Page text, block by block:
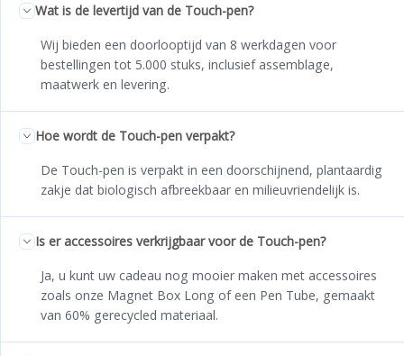
Wat is de levertijd van de Touch-pen?
Wij bieden een doorlooptijd van 8 werkdagen voor
bestellingen tot 5.000 stuks, inclusief assemblage,
maatwerk en levering.
Hoe wordt de Touch-pen verpakt?
De Touch-pen is verpakt in een doorschijnend, plantaardig
zakje dat biologisch afbreekbaar en milieuvriendelijk is.
Is er accessoires verkrijgbaar voor de Touch-pen?
Ja, u kunt uw cadeau nog mooier maken met accessoires
zoals onze Magnet Box Long of een Pen Tube, gemaakt
van 60% gerecycled materiaal.